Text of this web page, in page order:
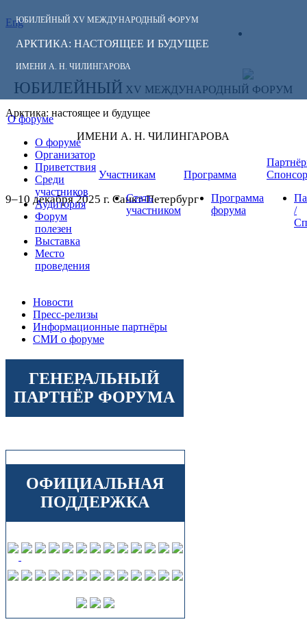
ЮБИЛЕЙНЫЙ XV МЕЖДУНАРОДНЫЙ ФОРУМ
АРКТИКА: НАСТОЯЩЕЕ И БУДУЩЕЕ
ИМЕНИ А. Н. ЧИЛИНГАРОВА
Eng
СЛЕДИТЕ ЗА
НОВОСТЯМИ
ФОРУМА:
ЮБИЛЕЙНЫЙ XV МЕЖДУНАРОДНЫЙ ФОРУМ
Арктика: настоящее и будущее
ИМЕНИ А. Н. ЧИЛИНГАРОВА
9–10 декабря 2025 г. Санкт-Петербург
О форуме
О форуме
Организатор
Приветствия
Среди
участников
Аудитория
Форум
полезен
Выставка
Место
проведения
Участникам
Стать
участником
Программа
Программа
форума
/
Новости
Пресс-релизы
Информационные партнёры
СМИ о форуме
ГЕНЕРАЛЬНЫЙ
ПАРТНЁР ФОРУМА
ОФИЦИАЛЬНАЯ
ПОДДЕРЖКА